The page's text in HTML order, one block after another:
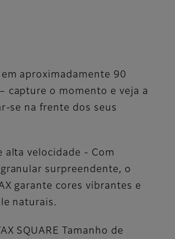
em aproximadamente 90
capture o momento e veja a
se na frente dos seus
alta velocidade - Com
surpreendente, o
garante cores vibrantes e
naturais.
SQUARE Tamanho de